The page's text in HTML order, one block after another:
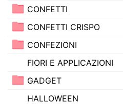
CONFETTI
CONFETTI CRISPO
CONFEZIONI
FIORI E APPLICAZIONI
GADGET
HALLOWEEN